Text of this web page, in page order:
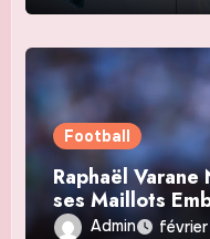
Football
Raphaël
ses Maillots
Signification
Admin